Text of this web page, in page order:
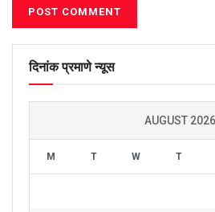
दिनांक प्रमाणे न्यूस
AUGUST 2026
M T W T